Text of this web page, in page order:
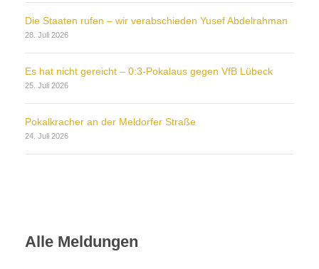
Die Staaten rufen – wir verabschieden Yusef Abdelrahman
28. Juli 2026
Es hat nicht gereicht – 0:3-Pokalaus gegen VfB Lübeck
25. Juli 2026
Pokalkracher an der Meldorfer Straße
24. Juli 2026
Alle Meldungen